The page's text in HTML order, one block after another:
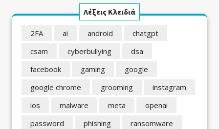
Λέξεις Κλειδιά
2FA ai android
chatgpt
csam
cyberbullying
dsa
facebook
gaming
google
google chrome
grooming
instagram
ios
malware meta
openai
password
phishing
ransomware